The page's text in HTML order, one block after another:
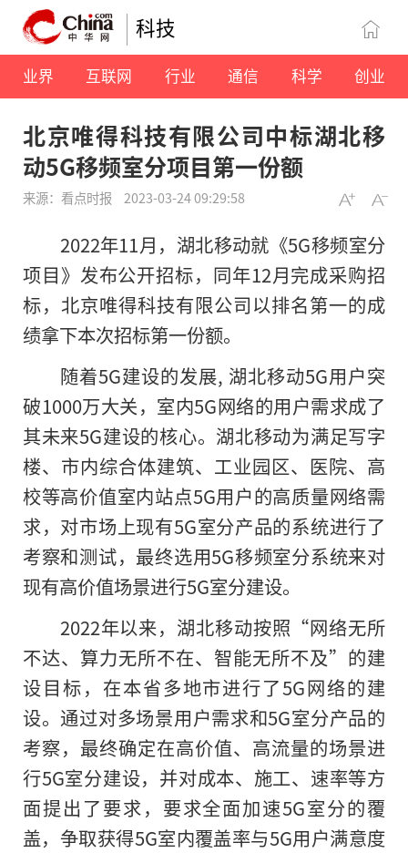
科技
业界 互联网 行业 通信 科学 创业
北京唯得科技有限公司中标湖北移
动5G移频室分项目第一份额
来源：看点时报 2023-03-24 09:29:58
2022年11月，湖北移动就《5G移频室分
项目》发布公开招标，同年12月完成采购招
标，北京唯得科技有限公司以排名第一的成
绩拿下本次招标第一份额。
随着5G建设的发展, 湖北移动5G用户突
破1000万大关，室内5G网络的用户需求成了
其未来5G建设的核心。湖北移动为满足写字
楼、市内综合体建筑、工业园区、医院、高
校等高价值室内站点5G用户的高质量网络需
求，对市场上现有5G室分产品的系统进行了
考察和测试，最终选用5G移频室分系统来对
现有高价值场景进行5G室分建设。
2022年以来，湖北移动按照“网络无所
不达、算力无所不在、智能无所不及”的建
设目标，在本省多地市进行了5G网络的建
设。通过对多场景用户需求和5G室分产品的
考察，最终确定在高价值、高流量的场景进
行5G室分建设，并对成本、施工、速率等方
面提出了要求，要求全面加速5G室分的覆
盖，争取获得5G室内覆盖率与5G用户满意度